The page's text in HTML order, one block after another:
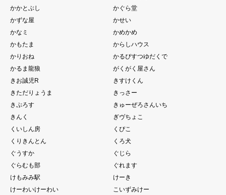
かかとぶし
かぐら堂
かずな屋
かせい
かなミ
かめかめ
かもたま
からしハウス
かりおね
かるぴすつゆだくで
かるま龍狼
がくがく屋さん
きお誠児R
きすけくん
きただりょうま
きっさー
きぷろす
きゅーぜろさんいち
きんく
ぎヴちょこ
くいしん房
くぴこ
くりきんとん
くろ犬
ぐうすか
ぐじら
ぐらむも部
ぐれます
けもみみ駅
けーき
けーわいけーわい
こいずみけー